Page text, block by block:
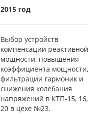
2015 год
Выбор устройств
компенсации реактивной
мощности, повышения
коэффициента мощности,
фильтрации гармоник и
снижения колебания
напряжений в КТП-15, 16,
20 в цехе №23.